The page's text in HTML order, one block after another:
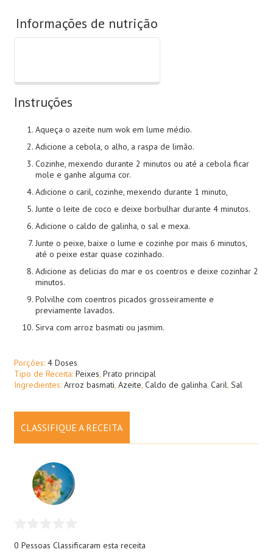
Informações de nutrição
Instruções
Aqueça o azeite num wok em lume médio.
Adicione a cebola, o alho, a raspa de limão.
Cozinhe, mexendo durante 2 minutos ou até a cebola ficar
mole e ganhe alguma cor.
Adicione o caril, cozinhe, mexendo durante 1 minuto,
Junte o leite de coco e deixe borbulhar durante 4 minutos.
Adicione o caldo de galinha, o sal e mexa.
Junte o peixe, baixe o lume e cozinhe por mais 6 minutos,
até o peixe estar quase cozinhado.
Adicione as delicias do mar e os coentros e deixe cozinhar 2
minutos.
Polvilhe com coentros picados grosseiramente e
previamente lavados.
Sirva com arroz basmati ou jasmim.
Porções: 4 Doses
Tipo de Receita: Peixes, Prato principal
Ingredientes: Arroz basmati, Azeite, Caldo de galinha, Caril, Sal
CLASSIFIQUE A RECEITA
0 Pessoas Classificaram esta receita